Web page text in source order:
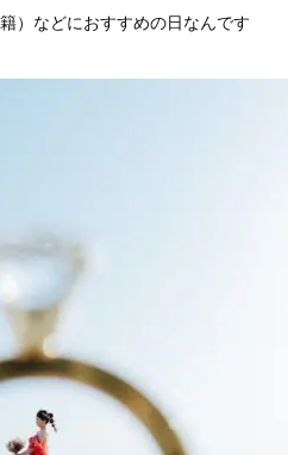
）などにおすすめの日なんです